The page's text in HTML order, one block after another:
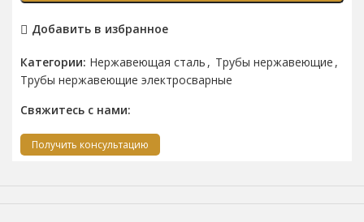
Добавить в избранное
Категории: Нержавеющая сталь , Трубы нержавеющие ,
Трубы нержавеющие электросварные
Свяжитесь с нами:
Получить консультацию